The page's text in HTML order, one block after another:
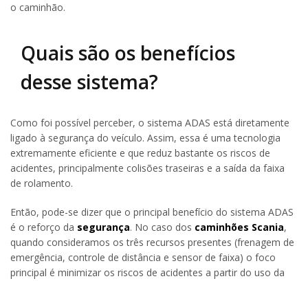
o caminhão.
Quais são os benefícios
desse sistema?
Como foi possível perceber, o sistema ADAS está diretamente
ligado à segurança do veículo. Assim, essa é uma tecnologia
extremamente eficiente e que reduz bastante os riscos de
acidentes, principalmente colisões traseiras e a saída da faixa
de rolamento.
Então, pode-se dizer que o principal benefício do sistema ADAS
é o reforço da segurança. No caso dos caminhões Scania,
quando consideramos os três recursos presentes (frenagem de
emergência, controle de distância e sensor de faixa) o foco
principal é minimizar os riscos de acidentes a partir do uso da